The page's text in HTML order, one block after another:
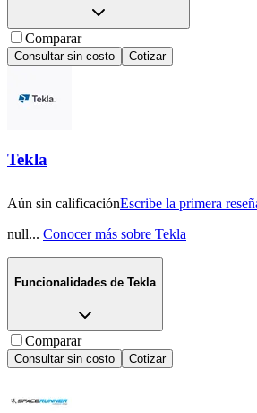
Comparar
Consultar sin costo Cotizar
Tekla
Aún sin calificaciónEscribe la primera
null... Conocer más sobre Tekla
Funcionalidades de Tekla
Comparar
Consultar sin costo Cotizar